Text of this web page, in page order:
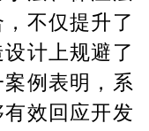
不仅提升了
计上规避了
例表明，系
效回应开发